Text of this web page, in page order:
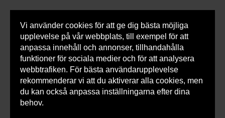
Vi använder cookies för att ge dig bästa möjliga
upplevelse på vår webbplats, till exempel för att
anpassa innehåll och annonser, tillhandahålla
funktioner för sociala medier och för att analysera
webbtrafiken. För bästa användarupplevelse
rekommenderar vi att du aktiverar alla cookies, men
du kan också anpassa inställningarna efter dina
behov.
0 varorSnabborder
Du
här:
Armatec > Produkter > Luft- och partikelavskiljare
Smutsfilter
> Flänsad anslutning >
Ytbehandlat
smutsfilter AT 4028C
> Smutsfilter AT 4028C125-1013